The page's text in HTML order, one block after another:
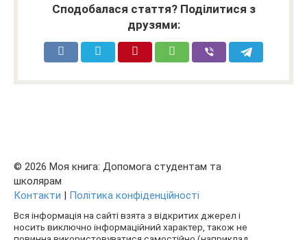
Сподобалася стаття? Поділитися з
друзями:
© 2026 Моя книга: Допомога студентам та
школярам
Контакти | Політика конфіденційності
Вся інформація на сайті взята з відкритих джерел і
носить виключно інформаційний характер, також не